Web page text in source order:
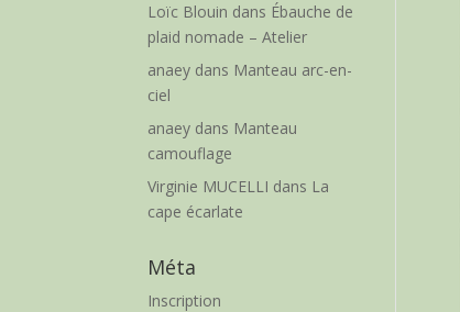
Loïc Blouin dans Ébauche de
plaid nomade – Atelier
anaey dans Manteau arc-en-
ciel
anaey dans Manteau
camouflage
Virginie MUCELLI dans La
cape écarlate
Méta
Inscription